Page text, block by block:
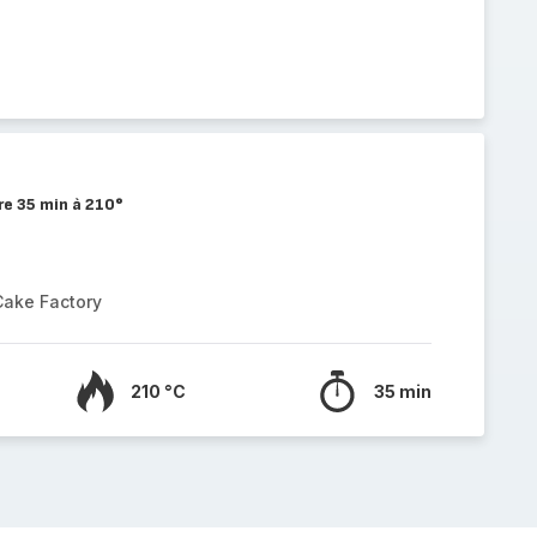
35 min à 210°
Factory
210 °C 35 min